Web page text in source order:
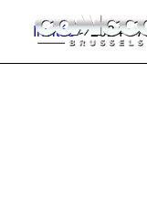
Invités> 2024 >